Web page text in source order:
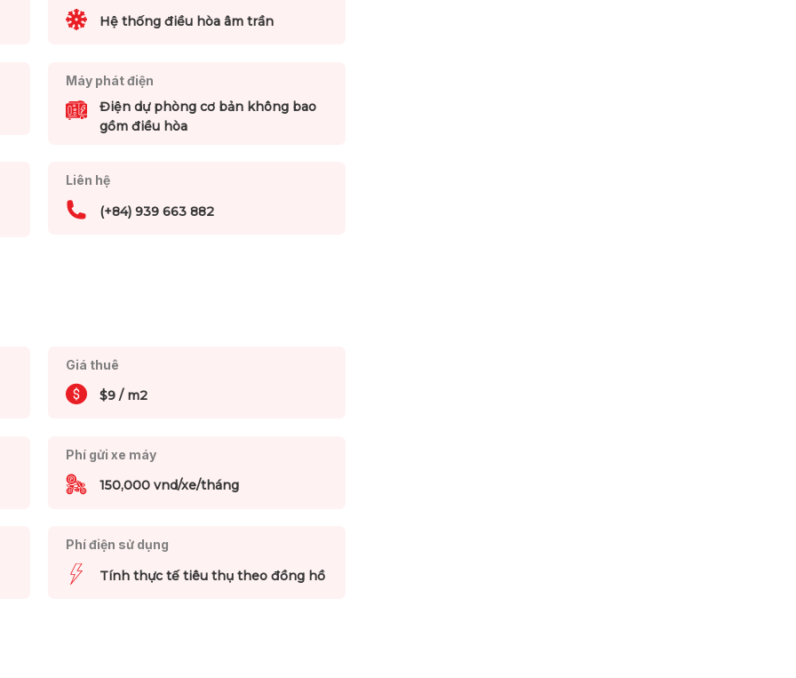
Hệ thống điều hòa âm trần
Máy phát điện
Điện dự phòng cơ bản không bao
gồm điều hòa
Liên hệ
(+84) 939 663 882
Giá thuê
$9 / m2
Phí gửi xe máy
150,000 vnd/xe/tháng
Phí điện sử dụng
Tính thực tế tiêu thụ theo đồng hồ